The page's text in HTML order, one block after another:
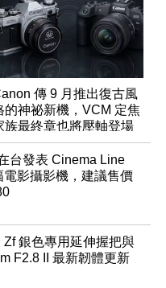
傳 9 月推出復古風
的神祕新機，VCM 定焦
族最終章也將壓軸登場
台發表 Cinema Line
電影攝影機，建議售價
Zf 銀色專用延伸握把與
F2.8 II 最新韌體更新